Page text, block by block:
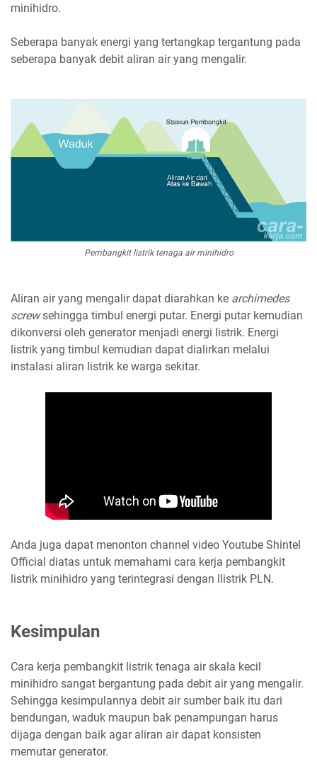
minihidro.
Seberapa banyak energi yang tertangkap tergantung pada
seberapa banyak debit aliran air yang mengalir.
Pembangkit listrik tenaga air minihidro
Aliran air yang mengalir dapat diarahkan ke archimedes
screwsehingga timbul energi putar. Energi putar kemudian
dikonversi oleh generator menjadi energi listrik. Energi
listrik yang timbul kemudian dapat dialirkan melalui
instalasi aliran listrik ke warga sekitar.
Anda juga dapat menonton channel video Youtube Shintel
Official diatas untuk memahami cara kerja pembangkit
listrik minihidro yang terintegrasi dengan llistrik PLN.
Kesimpulan
Cara kerja pembangkit listrik tenaga air skala kecil
minihidro sangat bergantung pada debit air yang mengalir.
Sehingga kesimpulannya debit air sumber baik itu dari
bendungan, waduk maupun bak penampungan harus
dijaga dengan baik agar aliran air dapat konsisten
memutar generator.